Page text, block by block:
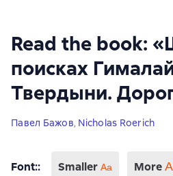
Read the book:
поисках
Твердыни.
Павел Бажов, Nicholas Roerich
Font:: Smaller Aa More